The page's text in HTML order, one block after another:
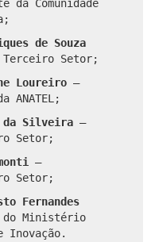
da Comunidade
de Souza
Terceiro Setor;
Loureiro –
ANATEL;
da Silveira –
Setor;
–
Setor;
Fernandes
do Ministério
Inovação.